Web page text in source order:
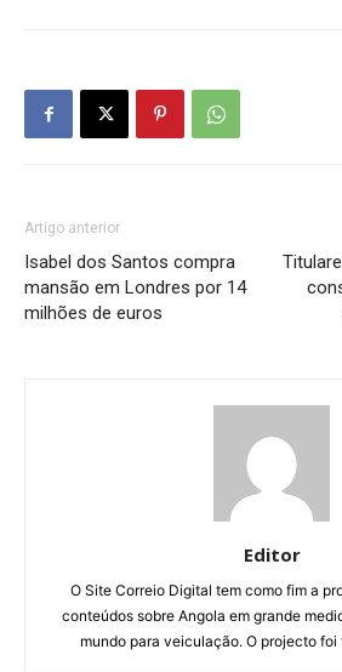
Artigo anterior
Isabel dos Santos compra
mansão em Londres por 14
milhões de euros
Editor
O Site Correio Digital tem como fim a
conteúdos sobre Angola em grande
mundo para veiculação. O projecto